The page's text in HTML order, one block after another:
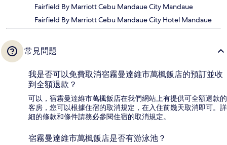
Fairfield By Marriott Cebu Mandaue City Mandaue
Fairfield By Marriott Cebu Mandaue City Hotel Mandaue
常見問題
我是否可以免費取消宿霧曼達維市萬楓飯店的預訂並收
到全額退款？
可以，宿霧曼達維市萬楓飯店在我們網站上有提供可全額退款的
客房，您可以根據住宿的取消規定，在入住前幾天取消即可。詳
細的條款和條件請務必參閱住宿的取消規定。
宿霧曼達維市萬楓飯店是否有游泳池？